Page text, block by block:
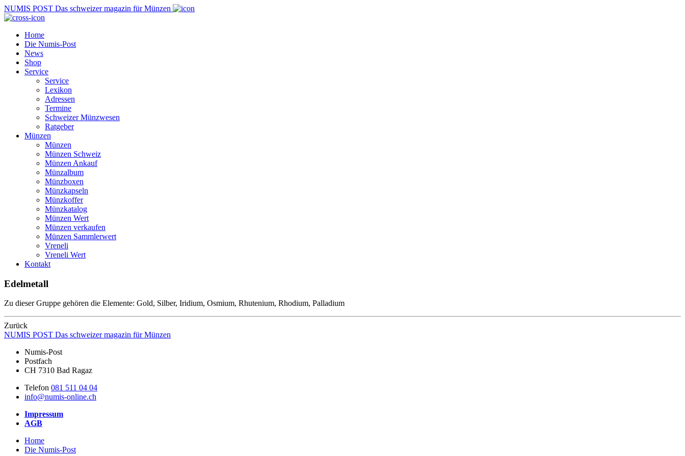
NUMIS POST Das schweizer magazin für Münzen
Home
Die Numis-Post
News
Shop
Service
Service
Lexikon
Adressen
Termine
Schweizer Münzwesen
Ratgeber
Münzen
Münzen
Münzen Schweiz
Münzen Ankauf
Münzalbum
Münzboxen
Münzkapseln
Münzkoffer
Münzkatalog
Münzen Wert
Münzen verkaufen
Münzen Sammlerwert
Vreneli
Vreneli Wert
Kontakt
Edelmetall
Zu dieser Gruppe gehören die Elemente: Gold, Silber, Iridium, Osmium, Rhutenium, Rhodium, Palladium
Zurück
NUMIS POST Das schweizer magazin für Münzen
Numis-Post
Postfach
CH 7310 Bad Ragaz
Telefon 081 511 04 04
info@numis-online.ch
Impressum
AGB
Home
Die Numis-Post